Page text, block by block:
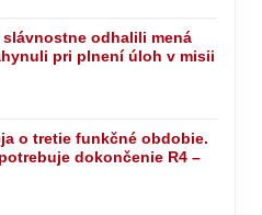
odhalili mená
pri plnení úloh v misii
o tretie funkčné obdobie.
dokončenie R4 –